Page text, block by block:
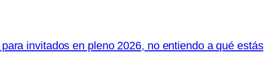
invitados en pleno 2026, no entiendo a qué estás